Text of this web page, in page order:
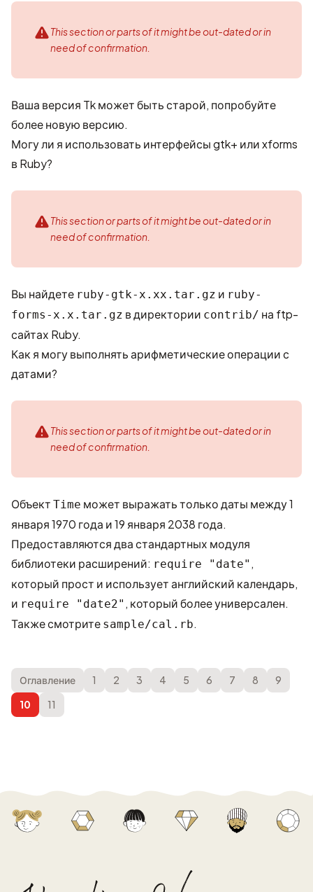
This section or parts of it might be out-dated or in
need of confirmation.
Ваша версия Tk может быть старой, попробуйте
более новую версию.
Могу ли я использовать интерфейсы gtk+ или xforms
в Ruby?
This section or parts of it might be out-dated or in
need of confirmation.
Вы найдете ruby-gtk-x.xx.tar.gz и ruby-
forms-x.x.tar.gz в директории contrib/ на ftp-
сайтах Ruby.
Как я могу выполнять арифметические операции с
датами?
This section or parts of it might be out-dated or in
need of confirmation.
Объект Time может выражать только даты между 1
января 1970 года и 19 января 2038 года.
Предоставляются два стандартных модуля
библиотеки расширений: require "date" ,
который прост и использует английский календарь,
и require "date2" , который более универсален.
Также смотрите sample/cal.rb.
Оглавление 1 2 3 4 5 6 7 8
9
10
11